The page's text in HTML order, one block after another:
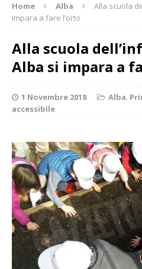
Home Alba
Alla scuola
impara a fare l’orto
Alla scuola
Alba si impara a
1 Novembre 2018 Alba,
accessibile